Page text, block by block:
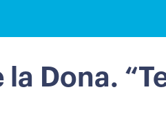
Dona.